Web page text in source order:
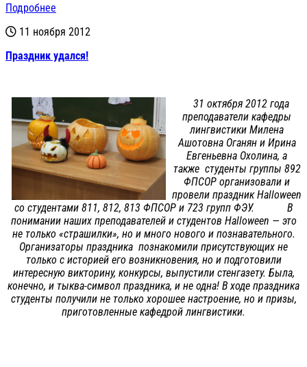
Подробнее
11 ноября 2012
Праздник удался!
31 октября 2012 года
преподаватели кафедры
лингвистики Милена
Ашотовна Оганян и Ирина
Евгеньевна Охолина, а
также студенты группы 892
ФПСОР организовали и
провели праздник Halloween
со студентами 811, 812, 813 ФПСОР и 723 групп ФЭУ. В
понимании наших преподавателей и студентов Halloween — это
не только «страшилки», но и много нового и познавательного.
Организаторы праздника познакомили присутствующих не
только с историей его возникновения, но и подготовили
интересную викторину, конкурсы, выпустили стенгазету. Была,
конечно, и тыква-символ праздника, и не одна! В ходе праздника
студенты получили не только хорошее настроение, но и призы,
приготовленные кафедрой лингвистики.